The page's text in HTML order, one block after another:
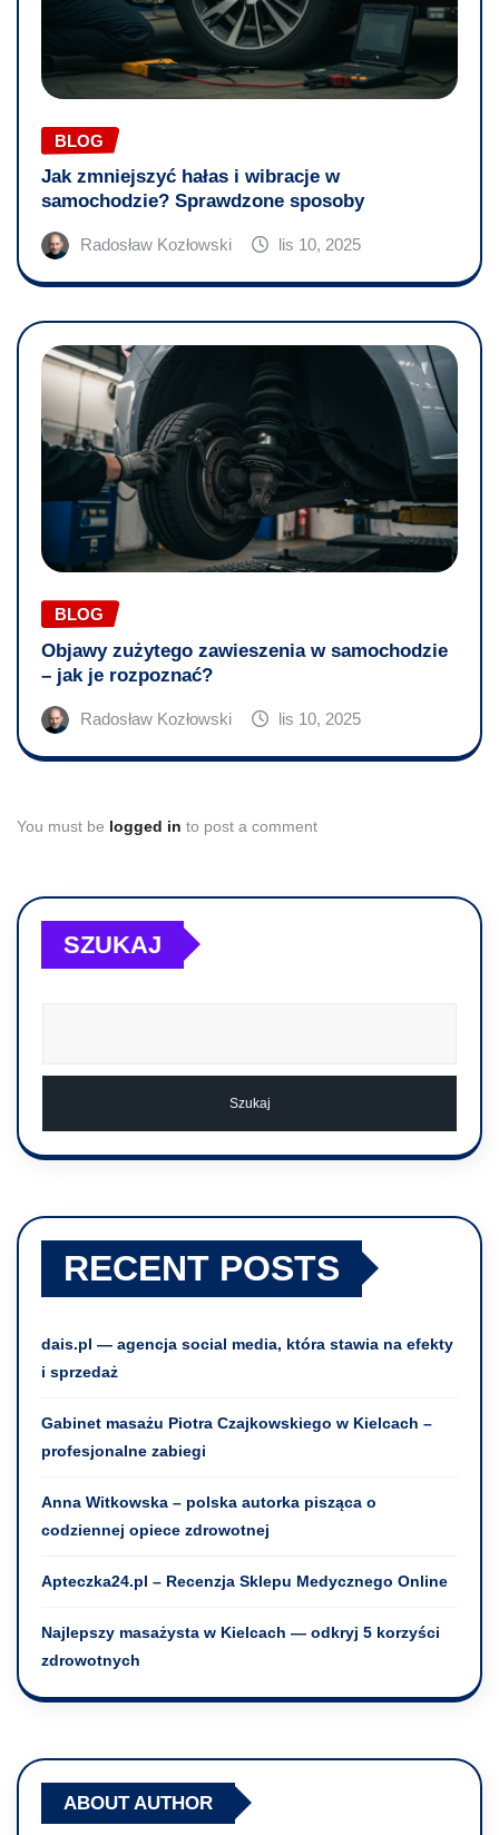
BLOG
Jak zmniejszyć hałas i wibracje w
samochodzie? Sprawdzone sposoby
Radosław Kozłowski lis 10, 2025
BLOG
Objawy zużytego zawieszenia w samochodzie
– jak je rozpoznać?
Radosław Kozłowski lis 10, 2025
You must be logged in to post a comment
SZUKAJ
Szukaj
RECENT POSTS
dais.pl — agencja social media, która stawia na efekty
i sprzedaż
Gabinet masażu Piotra Czajkowskiego w Kielcach –
profesjonalne zabiegi
Anna Witkowska – polska autorka pisząca o
codziennej opiece zdrowotnej
Apteczka24.pl – Recenzja Sklepu Medycznego Online
Najlepszy masażysta w Kielcach — odkryj 5 korzyści
zdrowotnych
ABOUT AUTHOR